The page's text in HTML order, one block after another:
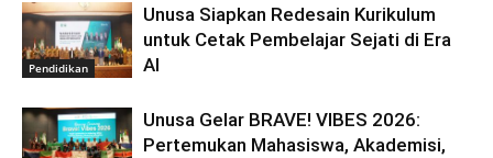
Pendidikan
Unusa Siapkan Redesain Kurikulum
untuk Cetak Pembelajar Sejati di Era
AI
Unusa Gelar BRAVE! VIBES 2026:
Pertemukan Mahasiswa, Akademisi,